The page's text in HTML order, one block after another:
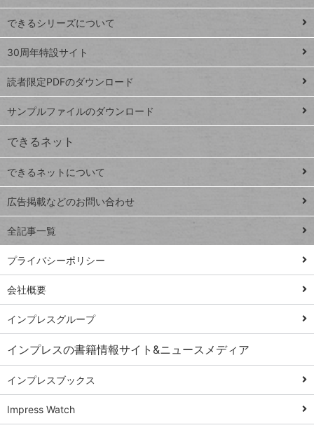
ド
Google
スプレ
ッドシ
ート
iPhone
VLOOKUP
close
閉じ
る
ト
ッ
プ
ペ
ジ
連載
Excel Q&A
トイアンナ流仕
事術
PowerAutomate
ではじめる業務
の完全自動化
AI議事録作成術
Windows 11
Q&A
Teams踏み込み
活用術
Excel講師の仕事
術
できるシリーズについて
30周年特設サイト
読者限定PDFのダウンロード
サンプルファイルのダウンロード
できるネット
できるネットについて
広告掲載などのお問い合わせ
全記事一覧
プライバシーポリシー
会社概要
インプレスグループ
インプレスの書籍情報サイト&ニュースメディア
インプレスブックス
Impress Watch